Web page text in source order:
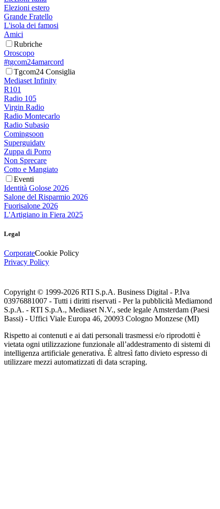
Elezioni estero
Grande Fratello
L'isola dei famosi
Amici
Rubriche
Oroscopo
#tgcom24amarcord
Tgcom24 Consiglia
Mediaset Infinity
R101
Radio 105
Virgin Radio
Radio Montecarlo
Radio Subasio
Comingsoon
Superguidatv
Zuppa di Porro
Non Sprecare
Cotto e Mangiato
Eventi
Identità Golose 2026
Salone del Risparmio 2026
Fuorisalone 2026
L'Artigiano in Fiera 2025
Legal
CorporateCookie Policy
Privacy Policy
Copyright © 1999-2026 RTI S.p.A. Business Digital - P.Iva
03976881007 - Tutti i diritti riservati - Per la pubblicità Mediamond
S.p.A. - RTI S.p.A., Mediaset N.V., sede legale Amsterdam (Paesi
Bassi) - Uffici Viale Europa 46, 20093 Cologno Monzese (MI)
Rispetto ai contenuti e ai dati personali trasmessi e/o riprodotti è
vietata ogni utilizzazione funzionale all’addestramento di sistemi di
intelligenza artificiale generativa. È altresì fatto divieto espresso di
utilizzare mezzi automatizzati di data scraping.